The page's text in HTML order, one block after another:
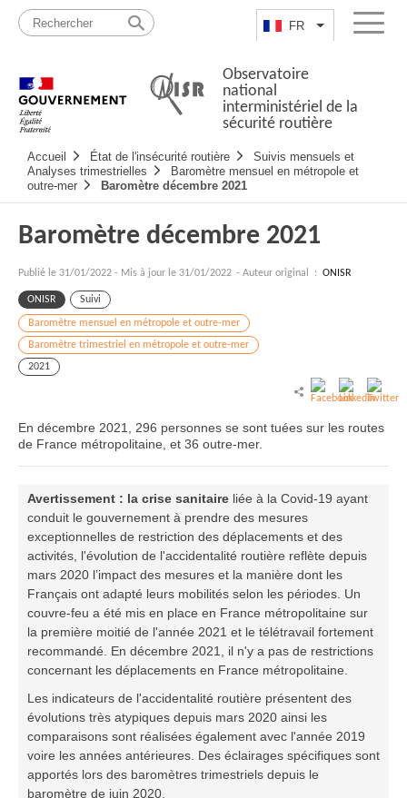
Passer
contenu
FR Lister lesMenu
Observatoire
national
interministériel de la
sécurité routière
principale
Accueil État de l'insécurité routière
Suivis mensuels et
Analyses trimestrielles
Baromètre mensuel en métropole et
outre-mer
Baromètre décembre 2021
Baromètre décembre 2021
Publié le 31/01/2022 - Mis à jour le 31/01/2022 - Auteur original : ONISR
ONISR Suivi
Baromètre mensuel en métropole et outre-mer
Baromètre trimestriel en métropole et outre-mer
2021
En décembre 2021, 296 personnes se sont tuées sur les routes
de France métropolitaine, et 36 outre-mer.
Avertissement : la crise sanitaire liée à la Covid-19 ayant
conduit le gouvernement à prendre des mesures
exceptionnelles de restriction des déplacements et des
activités, l'évolution de l'accidentalité routière reflète depuis
mars 2020 l’impact des mesures et la manière dont les
Français ont adapté leurs mobilités selon les périodes. Un
couvre-feu a été mis en place en France métropolitaine sur
la première moitié de l'année 2021 et le télétravail fortement
recommandé. En décembre 2021, il n'y a pas de restrictions
concernant les déplacements en France métropolitaine.
Les indicateurs de l'accidentalité routière présentent des
évolutions très atypiques depuis mars 2020 ainsi les
comparaisons sont réalisées également avec l'année 2019
voire les années antérieures. Des éclairages spécifiques sont
apportés lors des baromètres trimestriels depuis le
baromètre de juin 2020.